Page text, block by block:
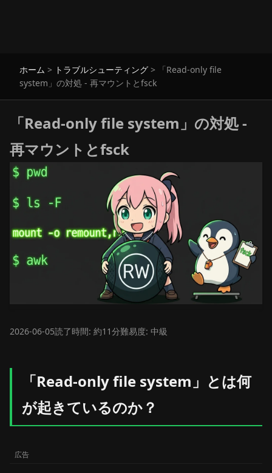
ホーム > トラブルシューティング >
「Read-only file
system」の対処 - 再マウントとfsck
「Read-only file system」の対処 -
再マウントとfsck
2026-06-05読了時間: 約11分難易度: 中級
「Read-only file system」とは何
が起きているのか？